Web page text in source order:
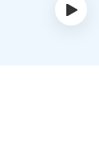
товарищ
›